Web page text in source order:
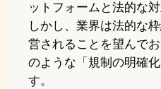
ットフォームと法的な
しかし、業界は法的な
営されることを望んで
のような「規制の明確
す。